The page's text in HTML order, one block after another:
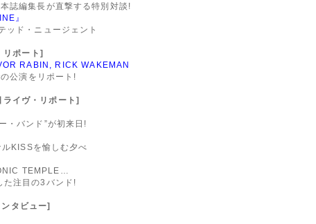
誌編集長が直撃する特別対談!
』
ッド・ニュージェント
ポート]
RABIN, RICK WAKEMAN
公演をリポート!
イヴ・リポート]
・バンド”が初来日!
KISSを愉しむ夕べ
TEMPLE…
た注目の3バンド!
タビュー]